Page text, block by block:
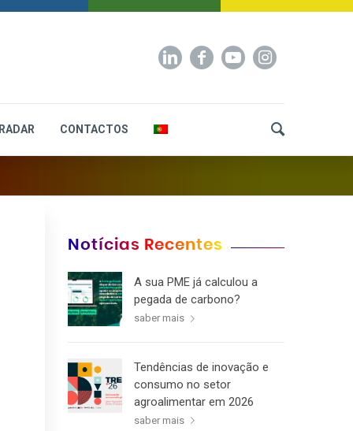
CONTACTOS
Notícias Recentes
A sua PME já calculou a
pegada de carbono?
saber mais
Tendências de inovação e
consumo no setor
agroalimentar em 2026
saber mais